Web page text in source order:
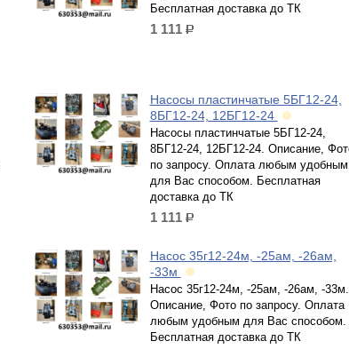
Бесплатная доставка до ТК
1 111 р.
Насосы пластинчатые 5БГ12-24,
8БГ12-24, 12БГ12-24
Насосы пластинчатые 5БГ12-24,
8БГ12-24, 12БГ12-24. Описание,
по запросу. Оплата любым удобным
для Вас способом. Бесплатная
доставка до ТК
1 111 р.
Насос 35г12-24м, -25ам, -26ам,
-33м
Насос 35г12-24м, -25ам, -26ам, -33м.
Описание, Фото по запросу. Оплата
любым удобным для Вас способом.
Бесплатная доставка до ТК